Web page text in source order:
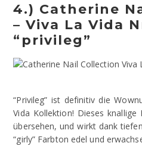
4.) Catherine
– Viva La Vida
“privileg”
“Privileg” ist definitiv die
Vida Kollektion! Dieses
übersehen, und wirkt dank
“girly” Farbton edel und